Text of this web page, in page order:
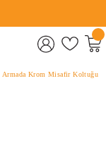
Armada Krom Misafir Koltuğu